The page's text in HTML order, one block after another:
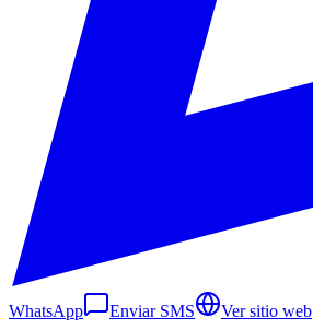
WhatsApp Enviar SMS Ver sitio web